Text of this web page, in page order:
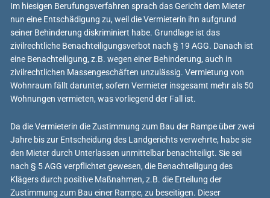
Im hiesigen Berufungsverfahren sprach das Gericht dem Mieter
nun eine Entschädigung zu, weil die Vermieterin ihn aufgrund
seiner Behinderung diskriminiert habe. Grundlage ist das
zivilrechtliche Benachteiligungsverbot nach § 19 AGG. Danach ist
eine Benachteiligung, z.B. wegen einer Behinderung, auch in
zivilrechtlichen Massengeschäften unzulässig. Vermietung von
Wohnraum fällt darunter, sofern Vermieter insgesamt mehr als 50
Wohnungen vermieten, was vorliegend der Fall ist.
Da die Vermieterin die Zustimmung zum Bau der Rampe über zwei
Jahre bis zur Entscheidung des Landgerichts verwehrte, habe sie
den Mieter durch Unterlassen unmittelbar benachteiligt. Sie sei
nach § 5 AGG verpflichtet gewesen, die Benachteiligung des
Klägers durch positive Maßnahmen, z.B. die Erteilung der
Zustimmung zum Bau einer Rampe, zu beseitigen. Dieser